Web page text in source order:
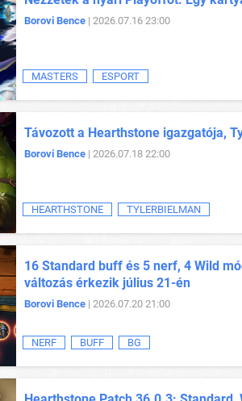
Borovi Bence | 2026.07.16 23:00
MASTERS ESPORT
Távozott a Hearthstone igazgatója,
Borovi Bence | 2026.07.18 22:00
HEARTHSTONE TYLERBIELMAN
16 Standard buff és 5 nerf, 4 Wild
változás érkezik július 21-én
Borovi Bence | 2026.07.20 21:00
NERF BUFF BG